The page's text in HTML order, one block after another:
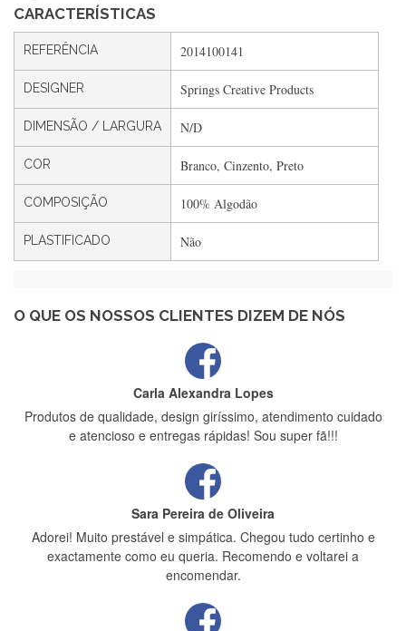
CARACTERÍSTICAS
REFERÊNCIA 2014100141
DESIGNER Springs Creative Products
DIMENSÃO / LARGURA N/D
COR Branco, Cinzento, Preto
COMPOSIÇÃO 100% Algodão
PLASTIFICADO Não
O QUE OS NOSSOS CLIENTES DIZEM DE NÓS
Silvia André
Gostei ,Serviço bastante rápido. recomendo
Filipa Freire
Rápido, atendimento 5*. Hoje chegará a segunda encomenda
feita de muitas certamente❤️
estrelas
Carla Alexandra Lopes
Produtos de qualidade, design giríssimo, atendimento cuidado
e atencioso e entregas rápidas! Sou super fã!!!
Sara Pereira de Oliveira
Adorei! Muito prestável e simpática. Chegou tudo certinho e
exactamente como eu queria. Recomendo e voltarei a
encomendar.